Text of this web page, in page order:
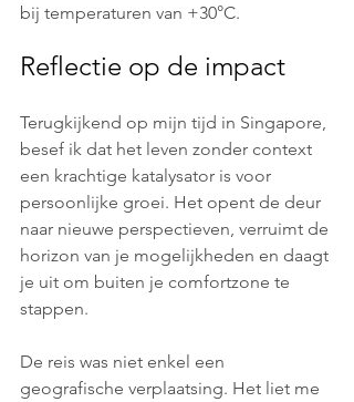
bij temperaturen van +30°C.
Reflectie op de impact
Terugkijkend op mijn tijd in Singapore,
besef ik dat het leven zonder context
een krachtige katalysator is voor
persoonlijke groei. Het opent de deur
naar nieuwe perspectieven, verruimt de
horizon van je mogelijkheden en daagt
je uit om buiten je comfortzone te
stappen.
De reis was niet enkel een
geografische verplaatsing. Het liet me